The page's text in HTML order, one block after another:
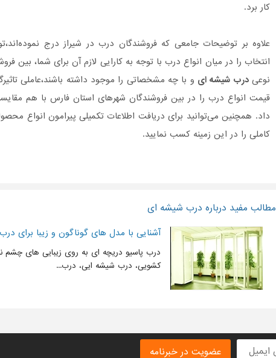
کار برد.
علاوه بر توضیحات جامعی که فروشندگان درب در شیراز درج
انتخاب را در میان انواع درب با توجه به کارایی لازم آن برای شما، بین
نوعیدرب شیشه ای و با چه مشخصاتی را موجود داشته باشند،عاملی
قیمت انواع درب را در بین فروشندگان شهرهای استان فارس با هم
داد. همچنین می‌توانید برای دریافت اطلاعات تکمیلی پیرامون انواع
کاملی را در این زمینه کسب نمایید.
مطالب مفید درباره درب شیشه ای
آشنایی با مدل های گوناگون و زیبا برای
درب پاسیو دریچه ای به روی زیبایی های چشم
کشویی، درب شیشه ایی، درب...
عضویت در خبرنامه